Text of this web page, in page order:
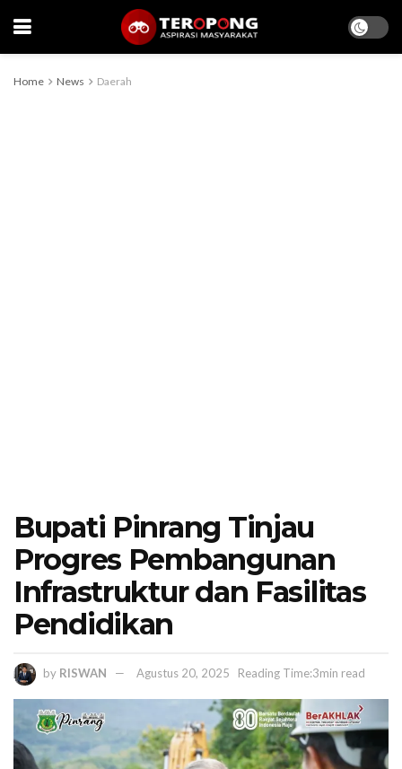
Home News Daerah
Bupati Pinrang Tinjau
Progres Pembangunan
Infrastruktur dan Fasilitas
Pendidikan
by RISWAN Agustus 20, 2025 Reading Time:3min read